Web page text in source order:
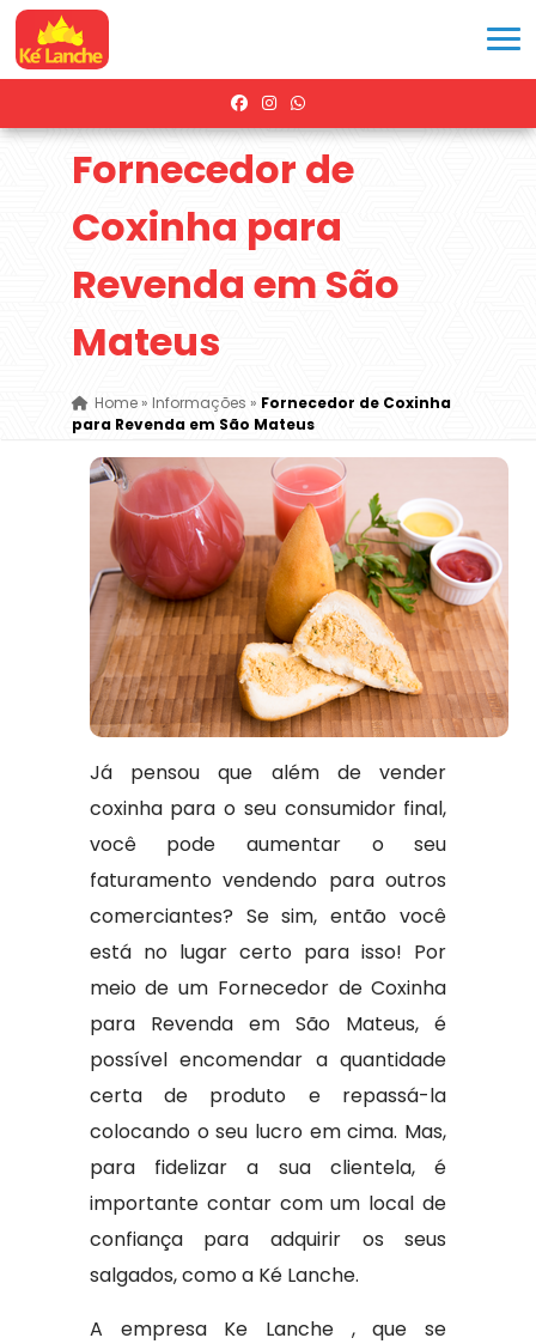
Fornecedor de
Coxinha para
Revenda em São
Mateus
Home» Informações » Fornecedor de Coxinha
para Revenda em São Mateus
Já pensou que além de vender
coxinha para o seu consumidor final,
você pode aumentar o seu
faturamento vendendo para outros
comerciantes? Se sim, então você
está no lugar certo para isso! Por
meio de um Fornecedor de Coxinha
para Revenda em São Mateus, é
possível encomendar a quantidade
certa de produto e repassá-la
colocando o seu lucro em cima. Mas,
para fidelizar a sua clientela, é
importante contar com um local de
confiança para adquirir os seus
salgados, como a Ké Lanche.
A empresa Ke Lanche , que se